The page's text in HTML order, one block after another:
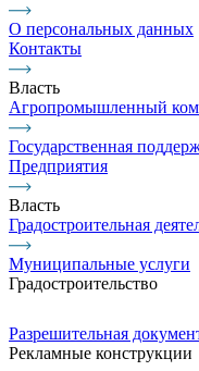
О персональных данных
Контакты
Власть
Агропромышленный
Государственная
Предприятия
Власть
Градостроительная
Муниципальные услуги
Градостроительство
Разрешительная
Рекламные конструкции